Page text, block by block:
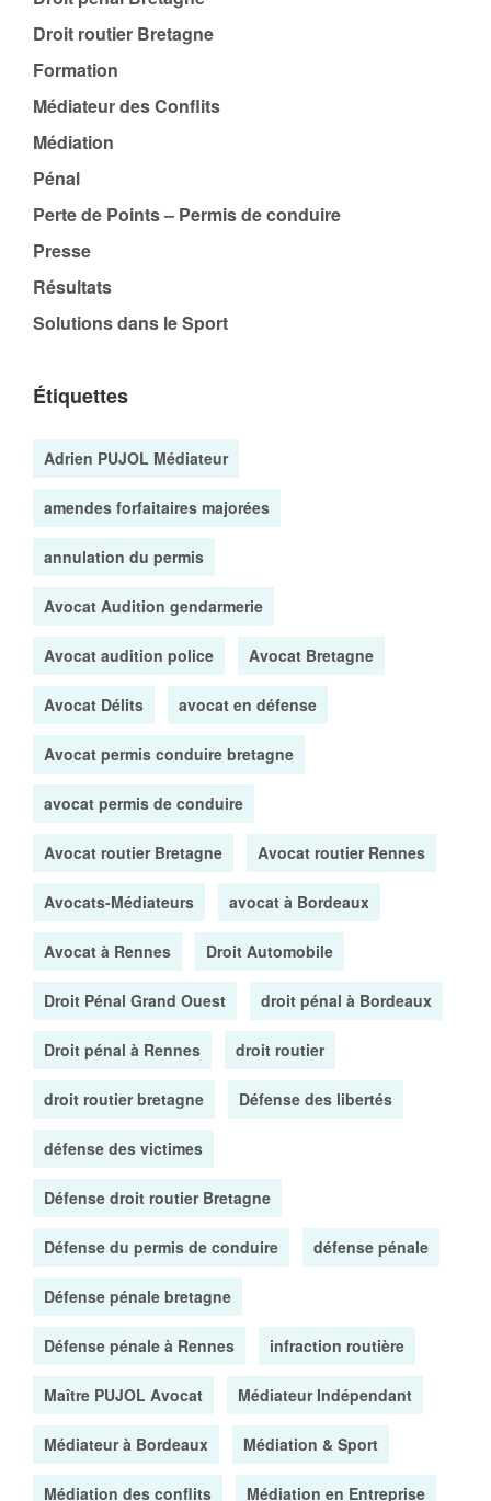
Droit routier Bretagne
Formation
Médiateur des Conflits
Médiation
Pénal
Perte de Points – Permis de conduire
Presse
Résultats
Solutions dans le Sport
Étiquettes
Adrien PUJOL Médiateur
amendes forfaitaires majorées
annulation du permis
Avocat Audition gendarmerie
Avocat audition police Avocat Bretagne
Avocat Délits avocat en défense
Avocat permis conduire bretagne
avocat permis de conduire
Avocat routier Bretagne Avocat routier Rennes
Avocats-Médiateurs avocat à Bordeaux
Avocat à Rennes Droit Automobile
Droit Pénal Grand Ouest droit pénal à Bordeaux
Droit pénal à Rennes droit routier
droit routier bretagne Défense des libertés
défense des victimes
Défense droit routier Bretagne
Défense du permis de conduire défense pénale
Défense pénale bretagne
Défense pénale à Rennes infraction routière
Maître PUJOL Avocat Médiateur Indépendant
Médiateur à Bordeaux Médiation & Sport
Médiation des conflits Médiation en Entreprise